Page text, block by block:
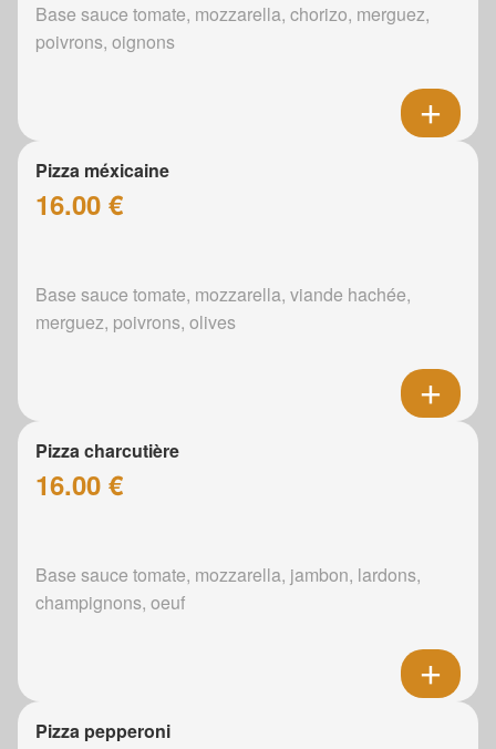
Base sauce tomate, mozzarella, chorizo, merguez,
poivrons, oignons
Pizza méxicaine
16.00 €
Base sauce tomate, mozzarella, viande hachée,
merguez, poivrons, olives
Pizza charcutière
16.00 €
Base sauce tomate, mozzarella, jambon, lardons,
champignons, oeuf
Pizza pepperoni